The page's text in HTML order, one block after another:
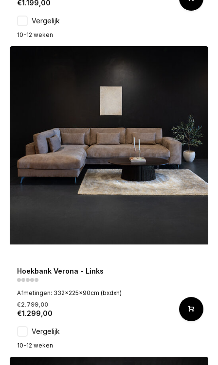
€1.199,00
Vergelijk
10-12 weken
Hoekbank Verona - Links
Afmetingen: 332x225x90cm (bxdxh)
€2.799,00
€1.299,00
Vergelijk
10-12 weken